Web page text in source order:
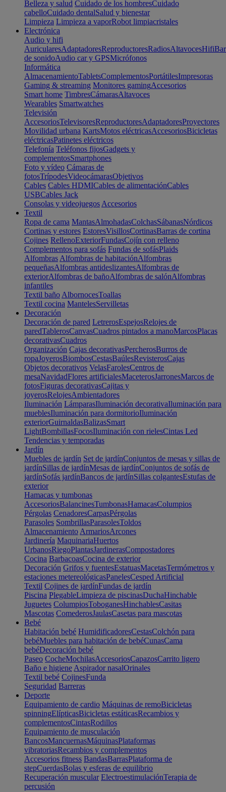
Belleza y salud Cuidado de los hombresCuidado
cabelloCuidado dentalSalud y bienestar
Limpieza Limpieza a vaporRobot limpiacristales
Electrónica
Audio y hifi
AuricularesAdaptadoresReproductoresRadiosAltavocesHifi
de sonidoAudio car y GPSMicrófonos
Informática
AlmacenamientoTabletsComplementosPortátilesImpresoras
Gaming & streaming Monitores gamingAccesorios
Smart home TimbresCámarasAltavoces
Wearables Smartwatches
Televisión
AccesoriosTelevisoresReproductoresAdaptadoresProyectores
Movilidad urbana KartsMotos eléctricasAccesoriosBicicletas
eléctricasPatinetes eléctricos
Telefonía Teléfonos fijosGadgets y
complementosSmartphones
Foto y vídeo Cámaras de
fotosTrípodesVideocámarasObjetivos
Cables Cables HDMICables de alimentaciónCables
USBCables Jack
Consolas y videojuegos Accesorios
Textil
Ropa de cama MantasAlmohadasColchasSábanasNórdicos
Cortinas y estores EstoresVisillosCortinasBarras de cortina
Cojines RellenoExteriorFundasCojín con relleno
Complementos para sofás Fundas de sofásPlaids
Alfombras Alfombras de habitaciónAlfombras
pequeñasAlfombras antideslizantesAlfombras de
exteriorAlfombras de bañoAlfombras de salónAlfombras
infantiles
Textil baño AlbornocesToallas
Textil cocina MantelesServilletas
Decoración
Decoración de pared LetrerosEspejosRelojes de
paredTablerosCanvasCuadros pintados a manoMarcosPlacas
decorativasCuadros
Organización Cajas decorativasPercherosBurros de
ropaJoyerosBiombosCestasBaúlesRevisterosCajas
Objetos decorativos VelasFarolesCentros de
mesaNavidadFlores artificialesMaceterosJarronesMarcos de
fotosFiguras decorativasCajitas y
joyerosRelojesAmbientadores
Iluminación LámparasIluminación decorativaIluminación para
mueblesIluminación para dormitorioIluminación
exteriorGuirnaldasBalizasSmart
LightBombillasFocosIluminación con rielesCintas Led
Tendencias y temporadas
Jardín
Muebles de jardín Set de jardínConjuntos de mesas y sillas de
jardínSillas de jardínMesas de jardínConjuntos de sofás de
jardínSofás jardínBancos de jardínSillas colgantesEstufas de
exterior
Hamacas y tumbonas
AccesoriosBalancinesTumbonasHamacasColumpios
Pérgolas CenadoresCarpasPérgolas
Parasoles SombrillasParasolesToldos
Almacenamiento ArmariosArcones
Jardinería MaquinariaHuertos
UrbanosRiegoPlantasJardinerasCompostadores
Cocina BarbacoasCocina de exterior
Decoración Grifos y fuentesEstatuasMacetasTermómetros y
estaciones metereológicasPanelesCesped Artificial
Textil Cojines de jardínFundas de jardín
Piscina PlegableLimpieza de piscinasDuchaHinchable
Juguetes ColumpiosToboganesHinchablesCasitas
Mascotas ComederosJaulasCasetas para mascotas
Bebé
Habitación bebé HumidificadoresCestasColchón para
bebéMuebles para habitación de bebéCunasCama
bebéDecoración bebé
Paseo CocheMochilasAccesoriosCapazosCarrito ligero
Baño e higiene Aspirador nasalOrinales
Textil bebé CojinesFunda
Seguridad Barreras
Deporte
Equipamiento de cardio Máquinas de remoBicicletas
spinningElípticasBicicletas estáticasRecambios y
complementosCintasRodillos
Equipamiento de musculación
BancosMancuernasMáquinasPlataformas
vibratoriasRecambios y complementos
Accesorios fitness BandasBarrasPlataforma de
stepCuerdasBolas y esferas de equilibrio
Recuperación muscular ElectroestimulaciónTerapia de
percusión